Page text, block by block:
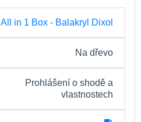
All in 1 Box - Balakryl Dixol
Na dřevo
Prohlášení o shodě a
vlastnostech